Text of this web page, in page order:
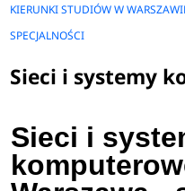
KIERUNKI STUDIÓW W
SPECJALNOŚCI
Sieci i systemy
Sieci i